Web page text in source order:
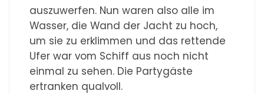
auszuwerfen. Nun waren also alle im
Wasser, die Wand der Jacht zu hoch,
um sie zu erklimmen und das rettende
Ufer war vom Schiff aus noch nicht
einmal zu sehen. Die Partygäste
ertranken qualvoll.